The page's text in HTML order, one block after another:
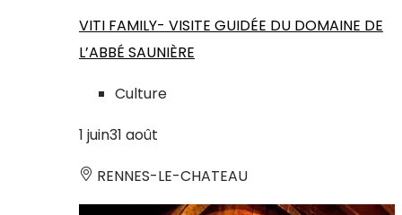
VITI FAMILY- VISITE GUIDÉE DU DOMAINE DE
L’ABBÉ SAUNIÈRE
Culture
1 juin31 août
RENNES-LE-CHATEAU